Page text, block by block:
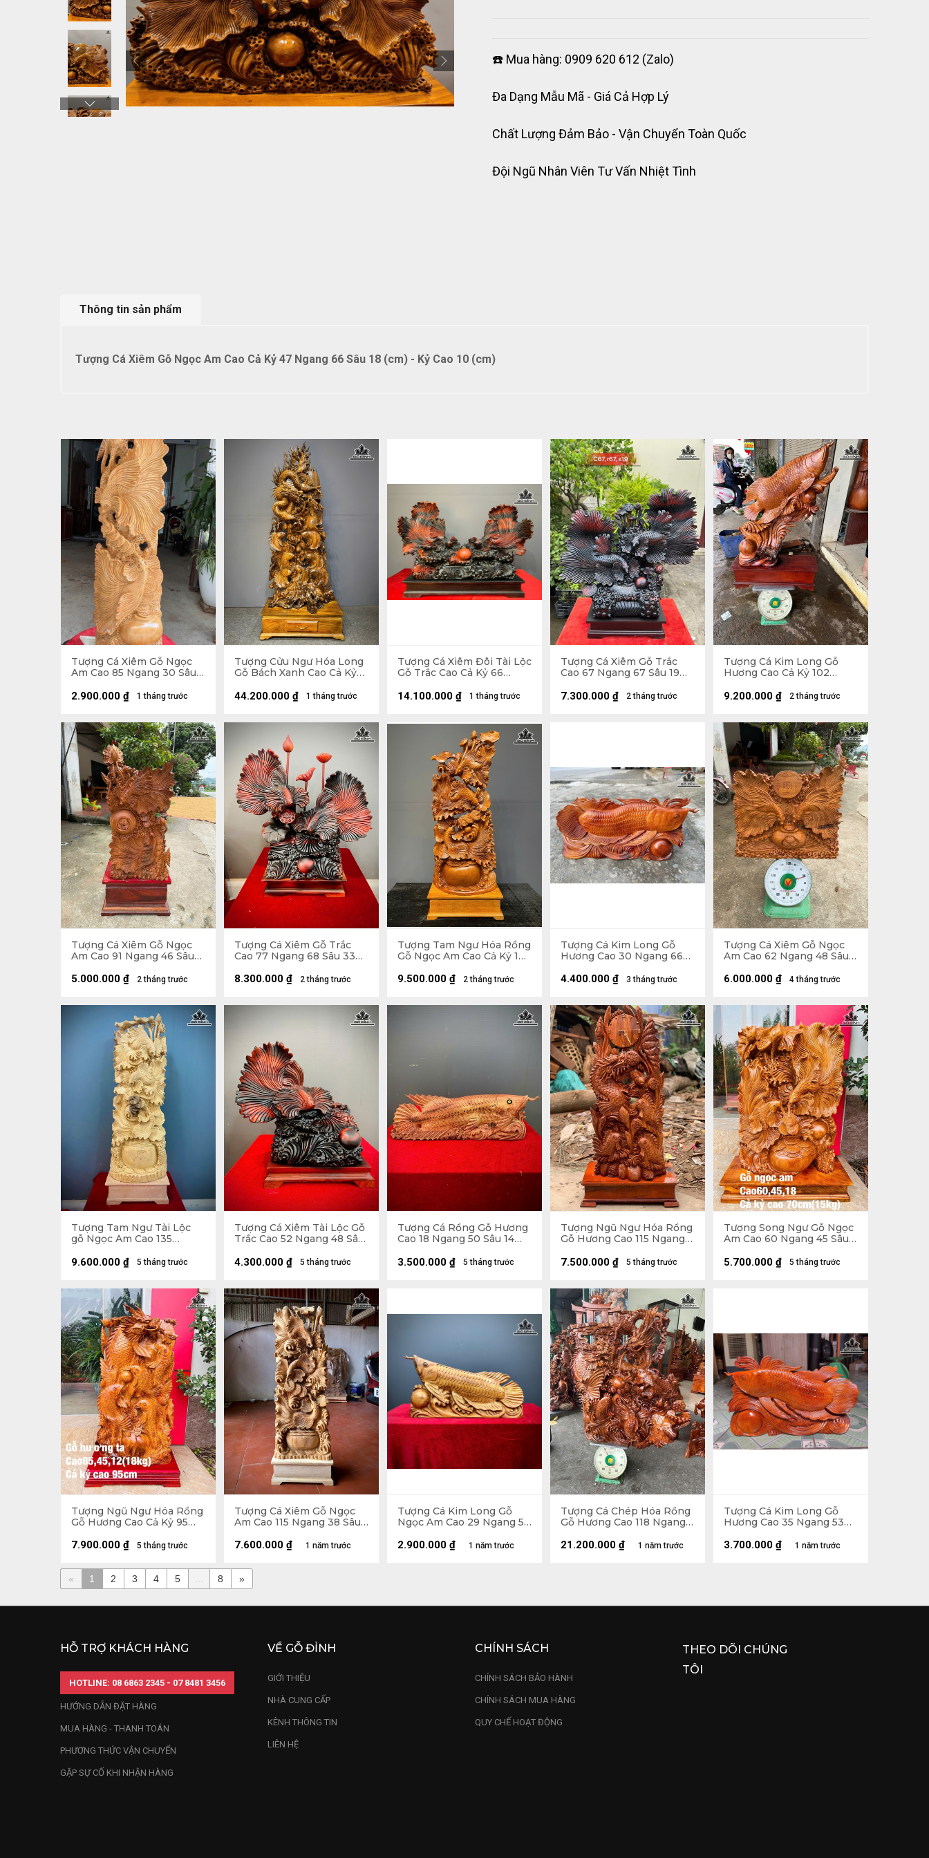
☎️ Mua hàng: 0909 620 612 (Zalo)
Đa Dạng Mẫu Mã - Giá Cả Hợp Lý
Chất Lượng Đảm Bảo - Vận Chuyển Toàn Quốc
Đội Ngũ Nhân Viên Tư Vấn Nhiệt Tình
Thông tin sản phẩm
Tượng Cá Xiêm Gỗ Ngọc Am Cao Cả Kỷ 47 Ngang 66 Sâu 18 (cm) - Kỷ Cao 10 (cm)
Tượng Cá Xiêm Gỗ Ngọc
Am Cao 85 Ngang 30 Sâu
1 tháng trước
2.900.000 ₫
Tượng Cửu Ngư Hóa Long
Gỗ Bách Xanh Cao Cả Kỷ
Kỷ Cao 30
1 tháng trước
44.200.000 ₫
Tượng Cá Xiêm Đôi Tài Lộc
Gỗ Trắc Cao Cả Kỷ 66
Kỷ Cao 10
1 tháng trước
14.100.000 ₫
Tượng Cá Xiêm Gỗ Trắc
Cao 67 Ngang 67 Sâu 19
2 tháng trước
7.300.000 ₫
Tượng Cá Kim Long Gỗ
Hương Cao Cả Kỷ 102
Cao 20
2 tháng trước
9.200.000 ₫
Tượng Cá Xiêm Gỗ Ngọc
Am Cao 91 Ngang 46 Sâu
2 tháng trước
5.000.000 ₫
Tượng Cá Xiêm Gỗ Trắc
Cao 77 Ngang 68 Sâu 33
2 tháng trước
8.300.000 ₫
Tượng Tam Ngư Hóa Rồng
Gỗ Ngọc Am Cao Cả Kỷ 126
Cao 15 (cm)
2 tháng trước
9.500.000 ₫
Tượng Cá Kim Long Gỗ
Hương Cao 30 Ngang 66
3 tháng trước
4.400.000 ₫
Tượng Cá Xiêm Gỗ Ngọc
Am Cao 62 Ngang 48 Sâu
4 tháng trước
6.000.000 ₫
Tượng Tam Ngư Tài Lộc
gỗ Ngọc Am Cao 135
5 tháng trước
9.600.000 ₫
Tượng Cá Xiêm Tài Lộc Gỗ
Trắc Cao 52 Ngang 48 Sâu
5 tháng trước
4.300.000 ₫
Tượng Cá Rồng Gỗ Hương
Cao 18 Ngang 50 Sâu 14
5 tháng trước
3.500.000 ₫
Tượng Ngũ Ngư Hóa Rồng
Gỗ Hương Cao 115 Ngang
Cao 100 (cm)
5 tháng trước
7.500.000 ₫
Tượng Song Ngư Gỗ Ngọc
Am Cao 60 Ngang 45 Sâu
15kg
5 tháng trước
5.700.000 ₫
Tượng Ngũ Ngư Hóa Rồng
Gỗ Hương Cao Cả Kỷ 95
18kg - Kỷ Cao 105 tháng trước
7.900.000 ₫
Tượng Cá Xiêm Gỗ Ngọc
Am Cao 115 Ngang 38 Sâu
1 năm trước
7.600.000 ₫
Tượng Cá Kim Long Gỗ
Ngọc Am Cao 29 Ngang 52
1 năm trước
2.900.000 ₫
Tượng Cá Chép Hóa Rồng
Gỗ Hương Cao 118 Ngang
1 năm trước
21.200.000 ₫
Tượng Cá Kim Long Gỗ
Hương Cao 35 Ngang 53
1 năm trước
3.700.000 ₫
« 1 2 3 4 5 8 »
HỖ TRỢ KHÁCH HÀNG
HOTLINE: 08 6863 2345 - 07 8481 3456
HƯỚNG DẪN ĐẶT HÀNG
MUA HÀNG - THANH TOÁN
PHƯƠNG THỨC VẬN CHUYỂN
GẶP SỰ CỐ KHI NHẬN HÀNG
VỀ GỖ ĐỈNH
GIỚI THIỆU
NHÀ CUNG CẤP
KÊNH THÔNG TIN
LIÊN HỆ
CHÍNH SÁCH
CHÍNH SÁCH BẢO HÀNH
CHÍNH SÁCH MUA HÀNG
QUY CHẾ HOẠT ĐỘNG
THEO DÕI CHÚNG
TÔI